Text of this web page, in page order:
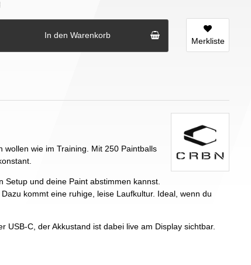
In den Warenkorb
Merkliste
wie im Training. Mit 250 Paintballs
Setup und deine Paint abstimmen kannst.
kommt eine ruhige, leise Laufkultur. Ideal, wenn du
C, der Akkustand ist dabei live am Display sichtbar.